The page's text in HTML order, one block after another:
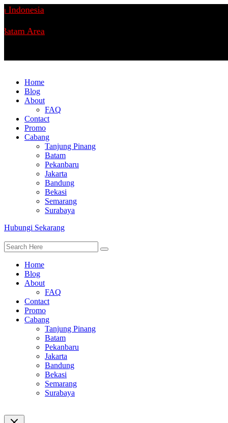
Area
Home
Blog
About
FAQ
Contact
Promo
Cabang
Tanjung Pinang
Batam
Pekanbaru
Jakarta
Bandung
Bekasi
Semarang
Surabaya
Hubungi Sekarang
Home
Blog
About
FAQ
Contact
Promo
Cabang
Tanjung Pinang
Batam
Pekanbaru
Jakarta
Bandung
Bekasi
Semarang
Surabaya